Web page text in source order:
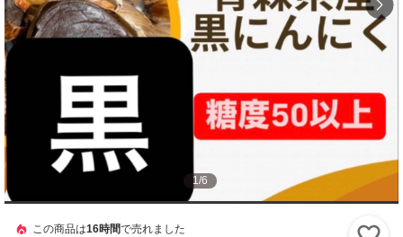
1/6
この商品は16時間で売れました